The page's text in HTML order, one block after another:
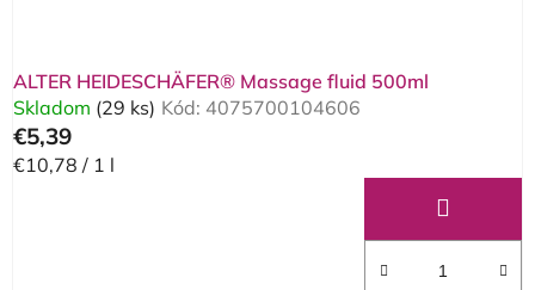
v
ALTER HEIDESCHÄFER® Massage fluid 500ml
Skladom (29 ks) Kód: 4075700104606
€5,39
Jednotková
€10,78 / 1 l